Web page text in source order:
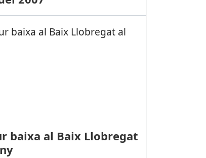
baixa al Baix Llobregat